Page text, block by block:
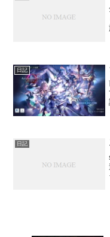
日記
日記